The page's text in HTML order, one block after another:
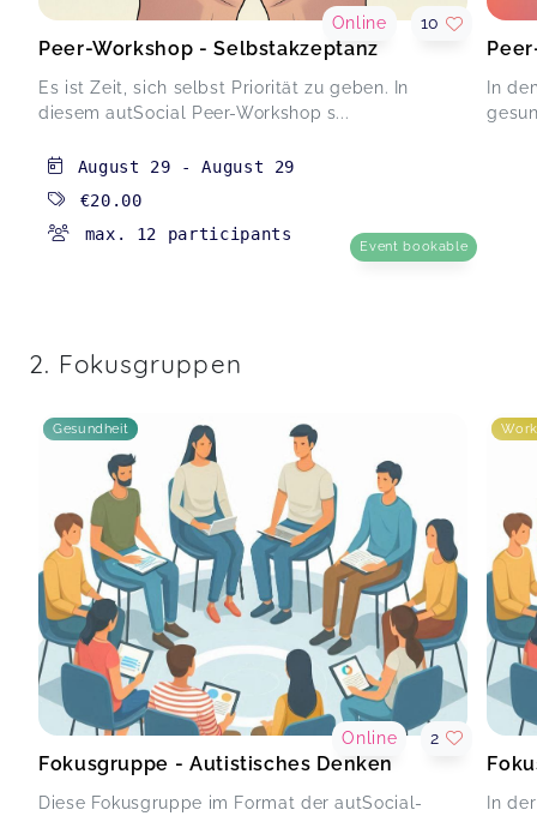
Peer-Workshop - Selbstakzeptanz
Es ist Zeit, sich selbst Priorität zu geben. In
diesem autSocial Peer-Workshop s...
Online 10
August 29 -August 29
€20.00
max. 12 participants
Event bookable
In
2. Fokusgruppen
Gesundheit
Fokusgruppe - Autistisches Denken
Diese Fokusgruppe im Format der autSocial-
Online 2
In